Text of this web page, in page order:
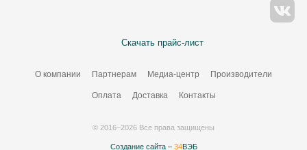
Скачать прайс-лист
О компании Партнерам Медиа-центр Производители
Оплата Доставка Контакты
© 2016–2026 Все права защищены
Создание сайта – 34ВЭБ